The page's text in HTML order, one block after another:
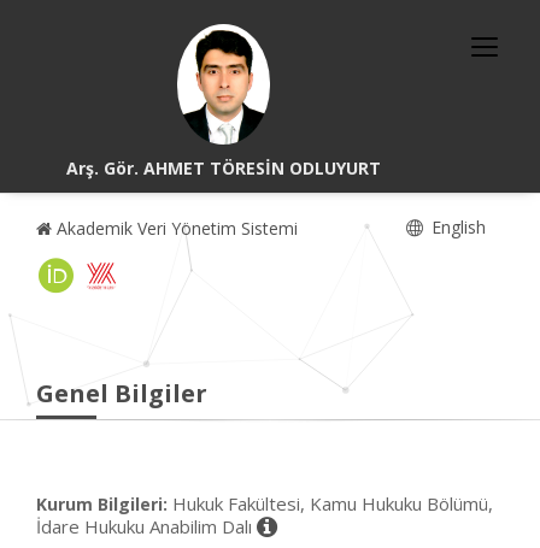
Arş. Gör. AHMET TÖRESİN ODLUYURT
Akademik Veri Yönetim Sistemi English
Genel Bilgiler
Kurum Bilgileri: Hukuk Fakültesi, Kamu Hukuku Bölümü,
İdare Hukuku Anabilim Dalı